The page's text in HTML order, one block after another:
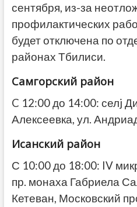
сентября, из-за
профилактических
будет отключена по
районах Тбилиси.
Самгорский район
C 12:00 до 14:00: селj
Алексеевка, ул.
Исанский район
С 10:00 до 18:00: IV
пр. монаха Габриела
Кетеван, Московский